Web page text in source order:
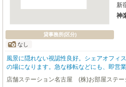
貸事務所(区分)
なし
新
神
風景に隠れない視認性良好。シェアオフィ
の場になります。急な移転などにも、即営業
店舗ステーション名古屋 (株)お部屋ステー